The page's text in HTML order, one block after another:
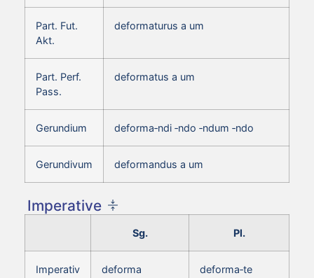
Part. Fut.
Akt.
deformaturus a um
Part. Perf.
Pass.
deformatus a um
Gerundium deforma‑ndi ‑ndo ‑ndum ‑ndo
Gerundivum deformandus a um
Imperative
Sg. Pl.
Imperativ
deforma deforma‑te